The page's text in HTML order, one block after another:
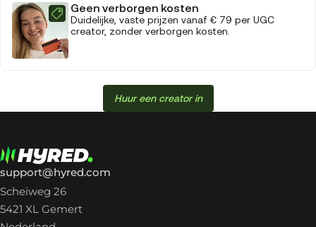
Geen verborgen kosten
Duidelijke, vaste prijzen vanaf € 79 per UGC
creator, zonder verborgen kosten.
Huur een creator in
support@hyred.com
Scheiweg 26
5421 XL Gemert